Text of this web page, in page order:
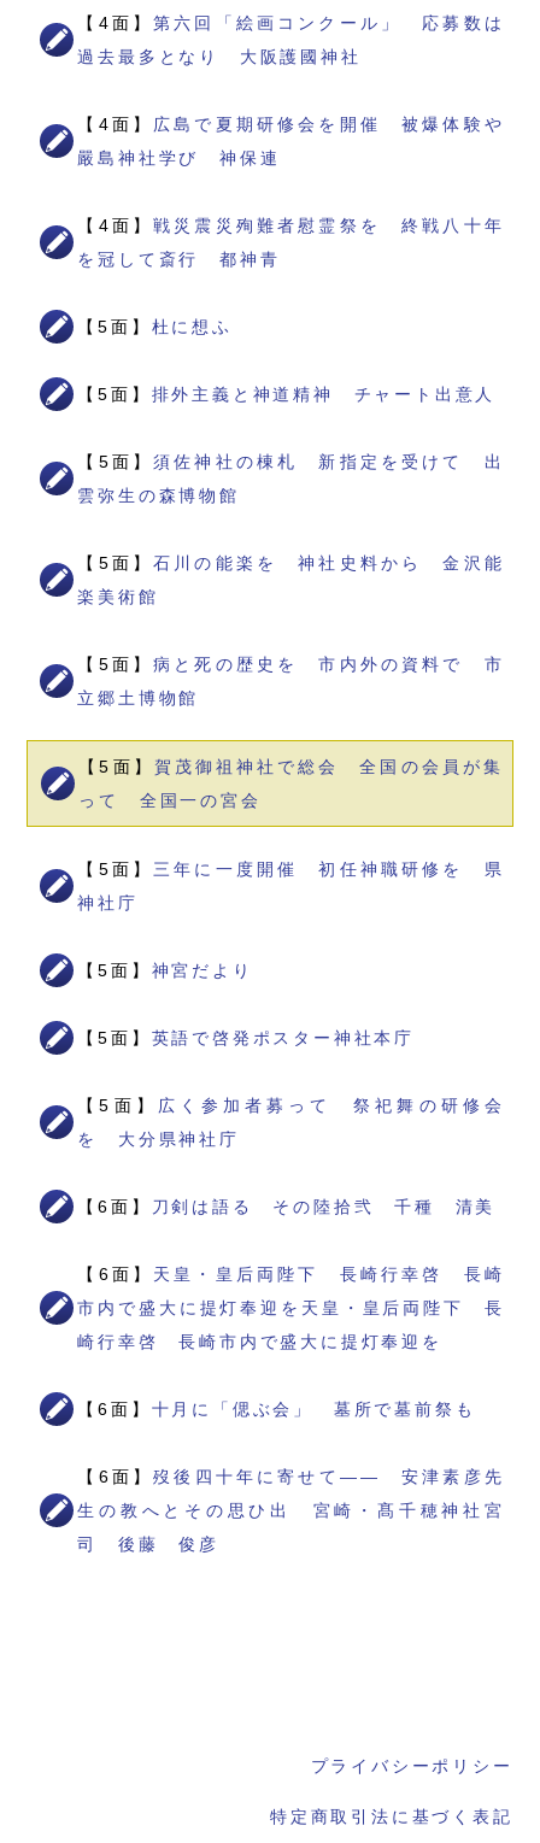
【4面】第六回「絵画コンクール」 応募数は
過去最多となり 大阪護國神社
【4面】 広島で夏期研修会を開催 被爆体験や
嚴島神社学び 神保連
【4面】戦災震災殉難者慰霊祭を 終戦八十年
を冠して斎行 都神青
【5面】 杜に想ふ
【5面】 排外主義と神道精神 チャート出意人
【5面】須佐神社の棟札 新指定を受けて 出
雲弥生の森博物館
【5面】石川の能楽を 神社史料から 金沢能
楽美術館
【5面】病と死の歴史を 市内外の資料で 市
立郷土博物館
【5面】 賀茂御祖神社で総会 全国の会員が集
って 全国一の宮会
【5面】 三年に一度開催 初任神職研修を 県
神社庁
【5面】 神宮だより
【5面】 英語で啓発ポスター神社本庁
【5面】 広く参加者募って 祭祀舞の研修会
を 大分県神社庁
【6面】 刀剣は語る その陸拾弐 千種 清美
【6面】 天皇・皇后両陛下 長崎行幸啓 長崎
市内で盛大に提灯奉迎を天皇・皇后両陛下 長
崎行幸啓 長崎市内で盛大に提灯奉迎を
【6面】 十月に「偲ぶ会」 墓所で墓前祭も
【6面】歿後四十年に寄せて―― 安津素彦先
生の教へとその思ひ出 宮崎・髙千穂神社宮
司 後藤 俊彦
プライバシーポリシー
特定商取引法に基づく表記